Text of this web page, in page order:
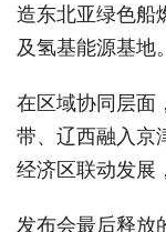
造东北亚绿色船
及氢基能源基地。
在区域协同层面
带、辽西融入京
经济区联动发展
发布会最后释放